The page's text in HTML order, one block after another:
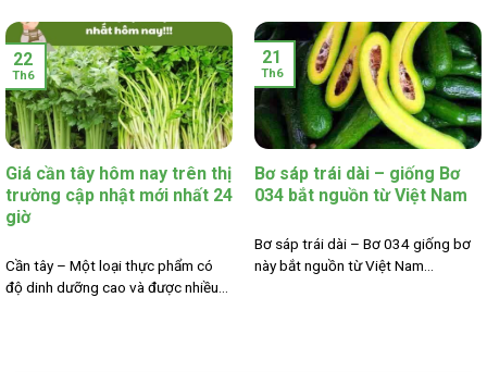
Giá cần tây hôm nay trên thị
trường cập nhật mới nhất 24
giờ
Cần tây – Một loại thực phẩm có
độ dinh dưỡng cao và được nhiều...
22
Th6
Bơ sáp trái dài – giống Bơ
034 bắt nguồn từ Việt Nam
Bơ sáp trái dài – Bơ 034 giống bơ
này bắt nguồn từ Việt Nam...
21
Th6